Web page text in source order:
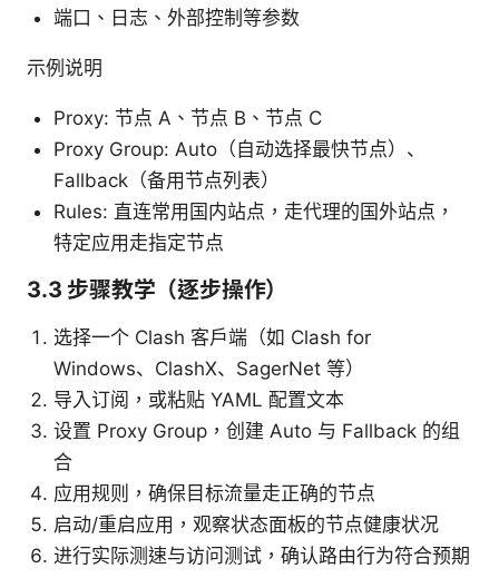
端口、日志、外部控制等参数
示例说明
Proxy: 节点 A、节点 B、节点 C
Proxy Group: Auto（自动选择最快节点）、
Fallback（备用节点列表）
Rules: 直连常用国内站点，走代理的国外站点，
特定应用走指定节点
3.3 步骤教学（逐步操作）
选择一个 Clash 客户端（如 Clash for
Windows、ClashX、SagerNet 等）
导入订阅，或粘贴 YAML 配置文本
设置 Proxy Group，创建 Auto 与 Fallback 的组
合
应用规则，确保目标流量走正确的节点
启动/重启应用，观察状态面板的节点健康状况
进行实际测速与访问测试，确认路由行为符合预期